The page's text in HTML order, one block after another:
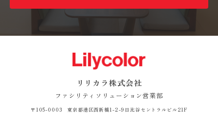
リリカラ株式会社
ファシリティソリューション営業部
〒105-0003 東京都港区西新橋1-2-9 日比谷セントラルビル21F